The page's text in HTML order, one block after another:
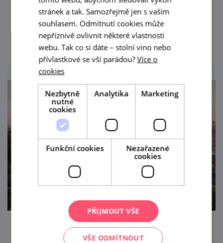
366 m.
prohlédnout
stránek a tak. Samozřejmě jen s vaším
souhlasem. Odmítnutí cookies může
nepříznivě ovlivnit některé vlastnosti
webu. Tak co si dáte – stolní víno nebo
přívlastkové se vší parádou?Více o
cookies
Nezbytně
nutné
cookies
Analytika Marketing
Funkční cookies
Nezařazené
cookies
PŘIJMOUT VŠE
VŠE ODMÍTNOUT